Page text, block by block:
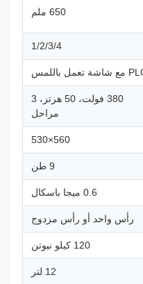
1/2/3/4
380 فولت، 50 هرتز، 3
مراحل
واحد أو رأس مزدوج